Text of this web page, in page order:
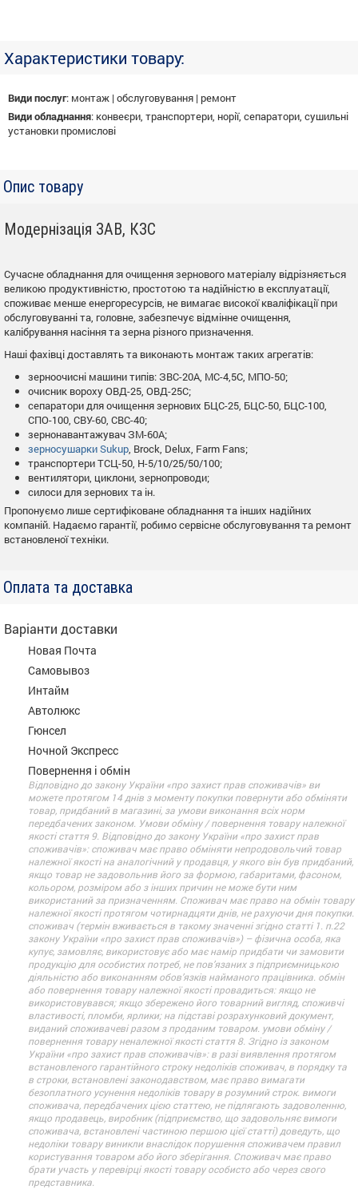
Характеристики товару:
Види послуг: монтаж | обслуговування | ремонт
Види обладнання: конвеєри, транспортери, норії, сепаратори, сушильні
установки промислові
Опис товару
Модернізація ЗАВ, КЗС
Сучасне обладнання для очищення зернового матеріалу відрізняється
великою продуктивністю, простотою та надійністю в експлуатації,
споживає менше енергоресурсів, не вимагає високої кваліфікації при
обслуговуванні та, головне, забезпечує відмінне очищення,
калібрування насіння та зерна різного призначення.
Наші фахівці доставлять та виконають монтаж таких агрегатів:
зерноочисні машини типів: ЗВС-20А, МС-4,5С, МПО-50;
очисник вороху ОВД-25, ОВД-25С;
сепаратори для очищення зернових БЦС-25, БЦС-50, БЦС-100,
СПО-100, СВУ-60, СВС-40;
зернонавантажувач ЗМ-60А;
зерносушарки Sukup , Brock, Delux, Farm Fans;
транспортери ТСЦ-50, Н-5/10/25/50/100;
вентилятори, циклони, зернопроводи;
силоси для зернових та ін.
Пропонуємо лише сертифіковане обладнання та інших надійних
компаній. Надаємо гарантії, робимо сервісне обслуговування та ремонт
встановленої техніки.
Оплата та доставка
Варіанти доставки
Новая Почта
Самовывоз
Интайм
Автолюкс
Гюнсел
Ночной Экспресс
Повернення і обмін
Відповідно до закону України «про захист прав споживачів» ви
можете протягом 14 днів з моменту покупки повернути або обміняти
товар, придбаний в магазині, за умови виконання всіх норм
передбачених законом. Умови обміну / повернення товару належної
якості стаття 9. Відповідно до закону України «про захист прав
споживачів»: споживач має право обміняти непродовольчий товар
належної якості на аналогічний у продавця, у якого він був придбаний,
якщо товар не задовольнив його за формою, габаритами, фасоном,
кольором, розміром або з інших причин не може бути ним
використаний за призначенням. Споживач має право на обмін товару
належної якості протягом чотирнадцяти днів, не рахуючи дня покупки.
споживач (термін вживається в такому значенні згідно статті 1. п.22
закону України «про захист прав споживачів») – фізична особа, яка
купує, замовляє, використовує або має намір придбати чи замовити
продукцію для особистих потреб, не пов’язаних з підприємницькою
діяльністю або виконанням обов’язків найманого працівника. обмін
або повернення товару належної якості провадиться: якщо не
використовувався; якщо збережено його товарний вигляд, споживчі
властивості, пломби, ярлики; на підставі розрахунковий документ,
виданий споживачеві разом з проданим товаром. умови обміну /
повернення товару неналежної якості стаття 8. Згідно із законом
України «про захист прав споживачів»: в разі виявлення протягом
встановленого гарантійного строку недоліків споживач, в порядку та
в строки, встановлені законодавством, має право вимагати
безоплатного усунення недоліків товару в розумний строк. вимоги
споживача, передбачених цією статтею, не підлягають задоволенню,
якщо продавець, виробник (підприємство, що задовольняє вимоги
споживача, встановлені частиною першою цієї статті) доведуть, що
недоліки товару виникли внаслідок порушення споживачем правил
користування товаром або його зберігання. Споживач має право
брати участь у перевірці якості товару особисто або через свого
представника.